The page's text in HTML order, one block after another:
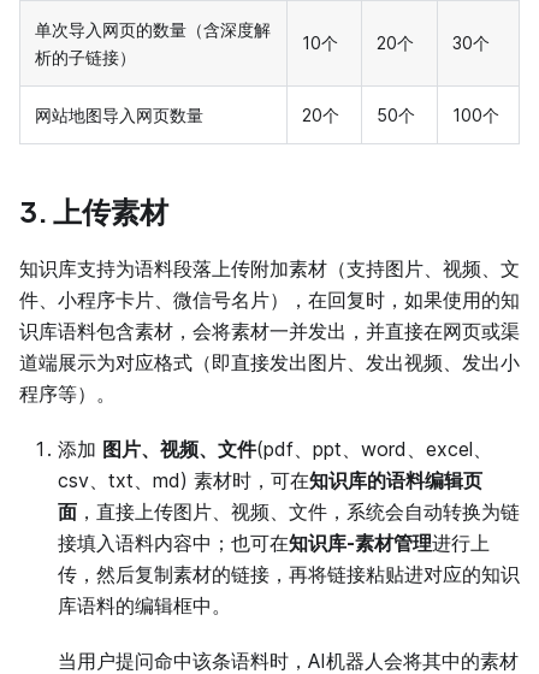
单次导入网页的数量（含深度解
析的子链接）
10个 20个 30个
网站地图导入网页数量 20个 50个 100个
3. 上传素材
知识库支持为语料段落上传附加素材（支持图片、视频、文
件、小程序卡片、微信号名片），在回复时，如果使用的知
识库语料包含素材，会将素材一并发出，并直接在网页或渠
道端展示为对应格式（即直接发出图片、发出视频、发出小
程序等）。
添加 图片、视频、文件(pdf、ppt、word、excel、
csv、txt、md) 素材时，可在知识库的语料编辑页
面 ，直接上传图片、视频、文件，系统会自动转换为链
接填入语料内容中；也可在知识库-素材管理进行上
传，然后复制素材的链接，再将链接粘贴进对应的知识
库语料的编辑框中。
当用户提问命中该条语料时，AI机器人会将其中的素材